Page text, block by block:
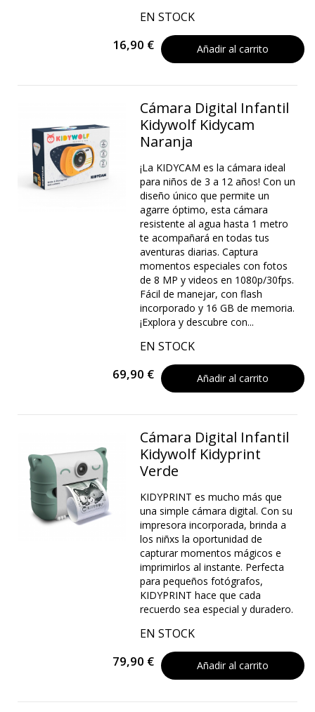
EN STOCK
16,90 € Añadir al carrito
Cámara Digital Infantil
Kidywolf Kidycam
Naranja
¡La KIDYCAM es la cámara ideal
para niños de 3 a 12 años! Con un
diseño único que permite un
agarre óptimo, esta cámara
resistente al agua hasta 1 metro
te acompañará en todas tus
aventuras diarias. Captura
momentos especiales con fotos
de 8 MP y videos en 1080p/30fps.
Fácil de manejar, con flash
incorporado y 16 GB de memoria.
¡Explora y descubre con...
EN STOCK
69,90 € Añadir al carrito
Cámara Digital Infantil
Kidywolf Kidyprint
Verde
KIDYPRINT es mucho más que
una simple cámara digital. Con su
impresora incorporada, brinda a
los niñxs la oportunidad de
capturar momentos mágicos e
imprimirlos al instante. Perfecta
para pequeños fotógrafos,
KIDYPRINT hace que cada
recuerdo sea especial y duradero.
EN STOCK
79,90 € Añadir al carrito